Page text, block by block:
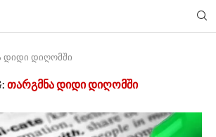
დიდი დიღომში
ᲗᲐᲠᲒᲛᲜᲐ ᲓᲘᲓᲘ ᲓᲘᲦᲝᲛᲨᲘ